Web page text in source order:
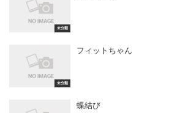
未分類
未分類
フィットちゃん
蝶結び